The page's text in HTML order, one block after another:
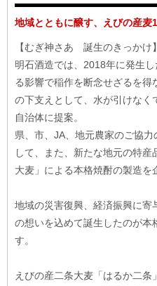
地域とともに醸す、えびの産麦
【むぎ神さあ 誕生のきっかけ】
明石酒造では、2018年に発生
る影響で稲作を断念せざるを
の下支えとして、水が引けな
自治体に提案。
県、市、JA、地元農家のご協
して、また、新たな地元の特
大麦」による本格焼酎の製造を
地域の災害復興、経済振興に寄
の想いを込めて誕生したのが本
す。
えびの産二条大麦「はるか二